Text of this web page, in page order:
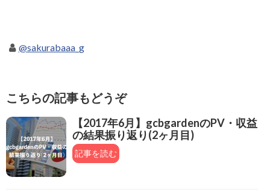
@sakurabaaa_g
こちらの記事もどうぞ
【2017年6月】gcbgardenのPV・収益
の結果振り返り(2ヶ月目)
記事を読む